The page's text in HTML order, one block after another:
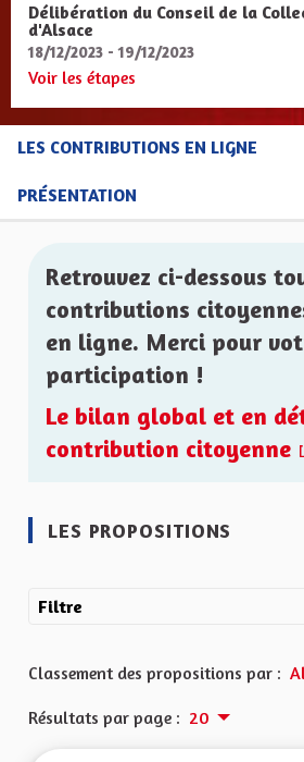
Délibération du Conseil de la
d'Alsace
18/12/2023 - 19/12/2023
Voir les étapes
LES CONTRIBUTIONS EN LIGNE
PRÉSENTATION
Retrouvez ci-dessous
contributions
en ligne. Merci pour
participation !
Le bilan global et en
contribution citoyenne
LES PROPOSITIONS
Filtre
Classement des propositions par :
Résultats par page : 20